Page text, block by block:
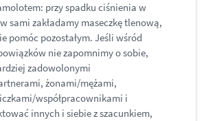
przy spadku ciśnienia w
sami zakładamy maseczkę tlenową,
pomóc pozostałym. Jeśli wśród
nie zapomnimy o sobie,
zadowolonymi
żonami/mężami,
współpracownikami i
innych i siebie z szacunkiem,